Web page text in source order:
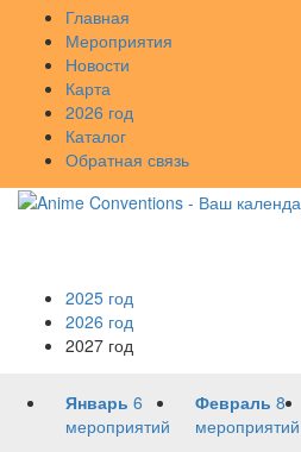
Главная
Мероприятия
Новости
Карта
2026 год
Каталог
Обратная связь
2025 год
2026 год
2027 год
Январь 6
мероприятий
Февраль 8
мероприятий